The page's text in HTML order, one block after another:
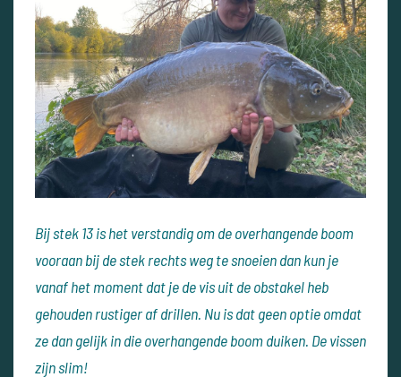
Bij stek 13 is het verstandig om de overhangende boom
vooraan bij de stek rechts weg te snoeien dan kun je
vanaf het moment dat je de vis uit de obstakel heb
gehouden rustiger af drillen. Nu is dat geen optie omdat
ze dan gelijk in die overhangende boom duiken. De vissen
zijn slim!